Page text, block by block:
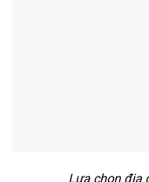
Lựa chọn địa